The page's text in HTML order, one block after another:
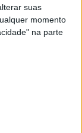
suas
momento
na parte